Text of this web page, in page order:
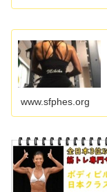
www.sfphes.org